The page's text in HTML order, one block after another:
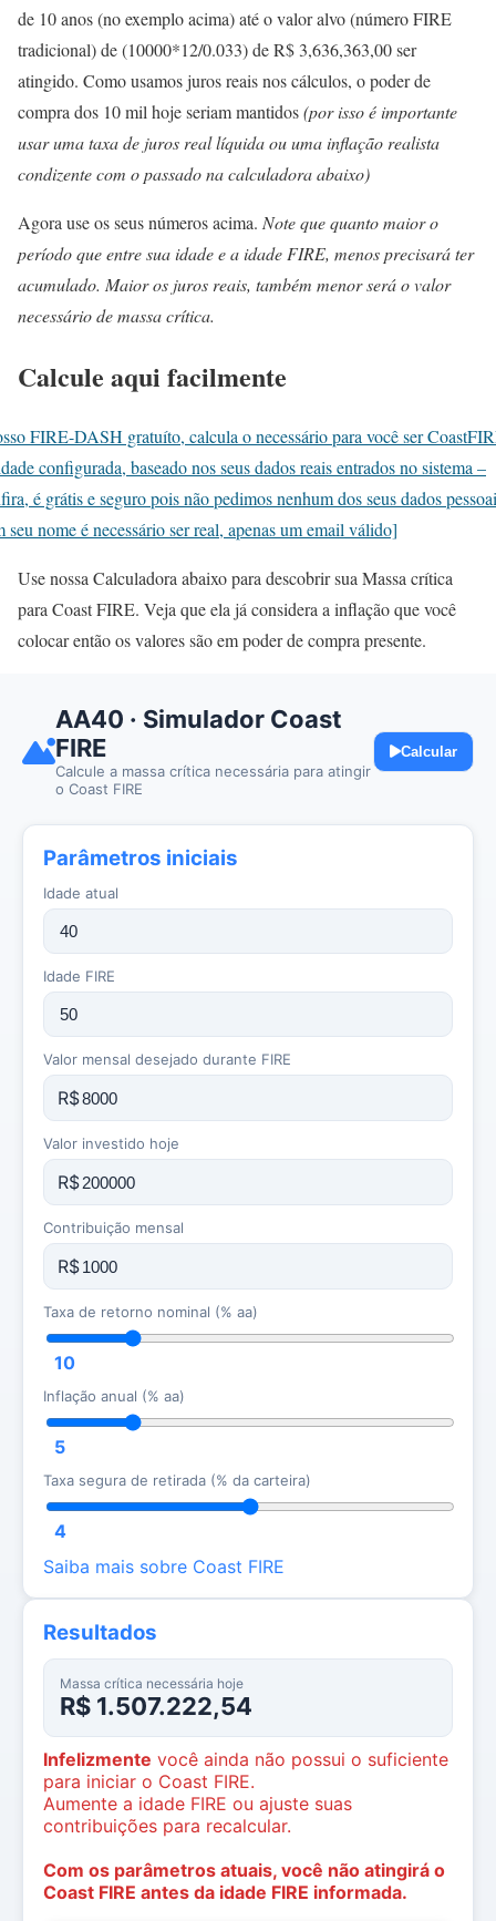
de 10 anos (no exemplo acima) até o valor alvo (número FIRE
tradicional) de (10000*12/0.033) de R$ 3,636,363,00 ser
atingido. Como usamos juros reais nos cálculos, o poder de
compra dos 10 mil hoje seriam mantidos(por isso é importante
usar uma taxa de juros real líquida ou uma inflação realista
condizente com o passado na calculadora abaixo)
Agora use os seus números acima. Note que quanto maior o
período que entre sua idade e a idade FIRE, menos precisará ter
acumulado. Maior os juros reais, também menor será o valor
necessário de massa crítica.
Calcule aqui facilmente
FIRE-DASH gratuíto, calcula o necessário para você ser
configurada, baseado nos seus dados reais entrados no sistema –
é grátis e seguro pois não pedimos nenhum dos seus dados
seu nome é necessário ser real, apenas um email válido]
Use nossa Calculadora abaixo para descobrir sua Massa crítica
para Coast FIRE. Veja que ela já considera a inflação que você
colocar então os valores são em poder de compra presente.